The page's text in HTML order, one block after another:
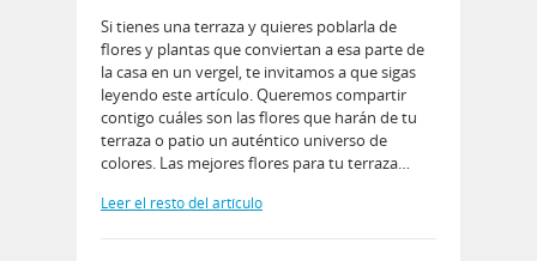
Si tienes una terraza y quieres poblarla de
flores y plantas que conviertan a esa parte de
la casa en un vergel, te invitamos a que sigas
leyendo este artículo. Queremos compartir
contigo cuáles son las flores que harán de tu
terraza o patio un auténtico universo de
colores. Las mejores flores para tu terraza…
Leer el resto del artículo